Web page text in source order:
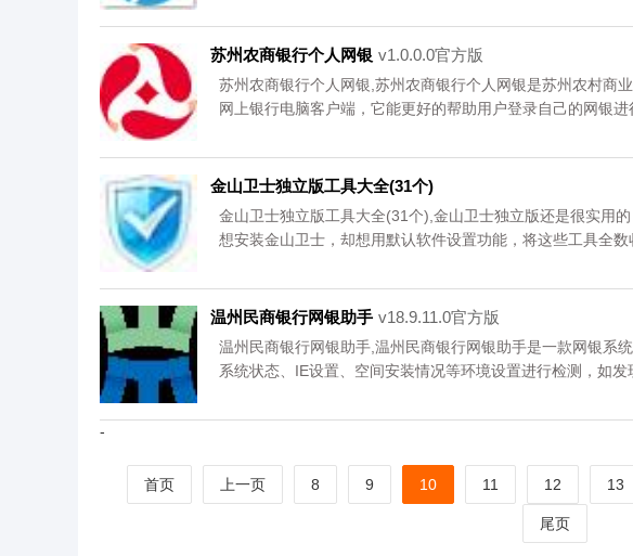
以下载使用,您可以免费下载。
苏州农商银行个人网银 v1.0.0.0官方版
苏州农商银行个人网银,苏州农商银行个人网银是苏州农村商
网上银行电脑客户端，它能更好的帮助用户登录自己的网银
金山卫士独立版工具大全(31个)
金山卫士独立版工具大全(31个),金山卫士独立版还是很实用
想安装金山卫士，却想用默认软件设置功能，将这些工具全
温州民商银行网银助手 v18.9.11.0官方版
温州民商银行网银助手,温州民商银行网银助手是一款网银系
系统状态、IE设置、空间安装情况等环境设置进行检测，如
-
首页 上一页 8 9 10 11 12 13
尾页